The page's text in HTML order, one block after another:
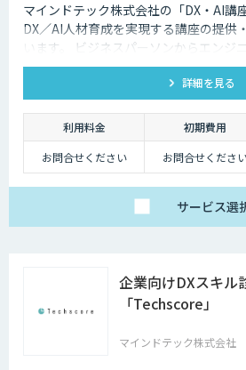
マインドテック株式会社の「DX・AI講
DX／AI人材育成を実現する講座の提供
います。 ビジネスパーソンからエンジ
いラインナップの講座を取り揃えてお
たオーダーメイド提案も可能です。
詳細を見る
利用料金 初期費用
お問合せください
お問合せくださ
サービス選
企業向けDXスキル
「Techscore」
マインドテック株式会社